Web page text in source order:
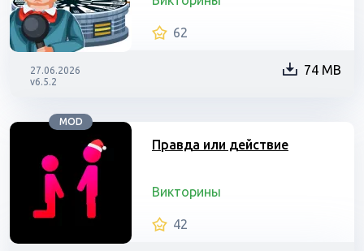
62
27.06.2026
v6.5.2
74 MB
MOD
Правда или действие
Викторины
42